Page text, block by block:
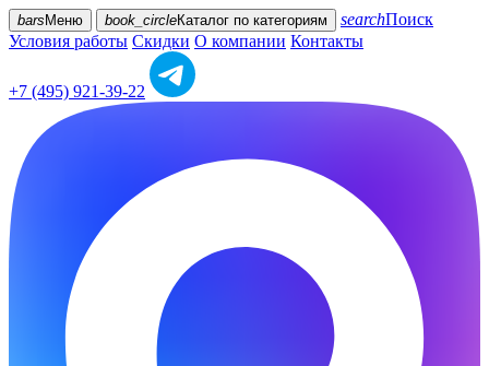
bars Меню book_circleКаталог по категориям searchПоиск
Условия работы Скидки О компании Контакты
+7 (495) 921-39-22